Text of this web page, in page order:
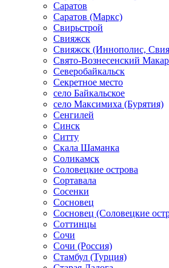
Саратов
Саратов (Маркс)
Свирьстрой
Свияжск
Свияжск (Иннополис,
Свято-Вознесенский
Северобайкальск
Секретное место
село Байкальское
село Максимиха (Бурятия)
Сенгилей
Синск
Ситту
Скала Шаманка
Соликамск
Соловецкие острова
Сортавала
Сосенки
Сосновец
Сосновец (Соловецкие
Соттинцы
Сочи
Сочи (Россия)
Стамбул (Турция)